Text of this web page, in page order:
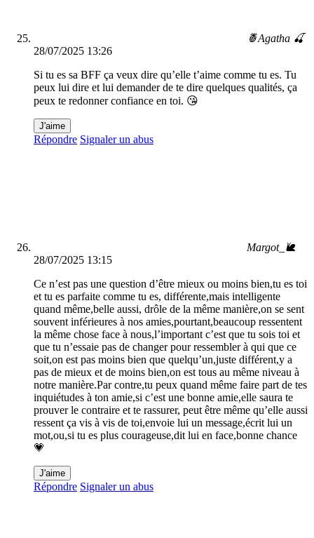
🍍Agatha 🍒
28/07/2025 13:26
Si tu es sa BFF ça veux dire qu’elle t’aime comme tu es. Tu
peux lui dire et lui demander de te dire quelques qualités, ça
peux te redonner confiance en toi. 😘
J'aime
Répondre Signaler un abus
Margot_🐌
28/07/2025 13:15
Ce n’est pas une question d’être mieux ou moins bien,tu es toi
et tu es parfaite comme tu es, différente,mais intelligente
quand même,belle aussi, drôle de la même manière,on se sent
souvent inférieures à nos amies,pourtant,beaucoup ressentent
la même chose face à nous,l’important c’est que tu sois toi et
que tu n’essaie pas de changer pour ressembler à qui que ce
soit,on est pas moins bien que quelqu’un,juste différent,y a
pas de mieux et de moins bien,on est tous au même niveau à
notre manière.Par contre,tu peux quand même faire part de tes
inquiétudes à ton amie,si c’est une bonne amie,elle saura te
prouver le contraire et te rassurer, peut être même qu’elle aussi
ressent ça vis à vis de toi,envoie lui un message,écrit lui un
mot,ou,si tu es plus courageuse,dit lui en face,bonne chance
💗
J'aime
Répondre Signaler un abus